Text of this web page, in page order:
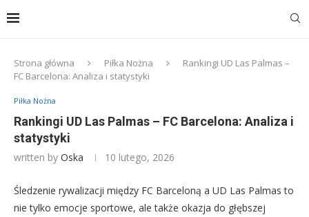
Strona główna Piłka Nożna
Rankingi UD Las Palmas –
FC Barcelona: Analiza i statystyki
Piłka Nożna
Rankingi UD Las Palmas – FC Barcelona: Analiza i
statystyki
written by Oska 10 lutego, 2026
Śledzenie rywalizacji między FC Barceloną a UD Las Palmas to
nie tylko emocje sportowe, ale także okazja do głębszej